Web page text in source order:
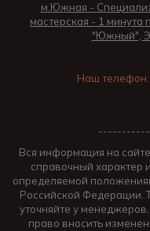
м.Южная -
мастерская - 1
"Южный",
Наш телефон:
Вся информация на
справочный характер
определяемой
Российской Федерации.
уточняйте у
право вносить